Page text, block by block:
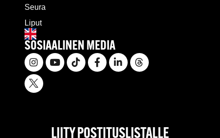
Seura
Liput
SOSIAALINEN MEDIA
LIITY POSTITUSLISTALLE